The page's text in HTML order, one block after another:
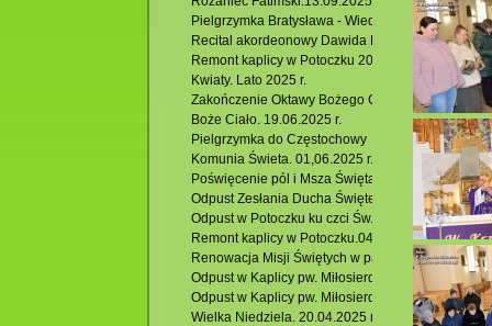
Pielgrzymka Bratysława - Wiedeń. 19 -21.08.2025
Recital akordeonowy Dawida Rydza. 20.08.2025 r.
Remont kaplicy w Potoczku 2025
Kwiaty. Lato 2025 r.
Zakończenie Oktawy Bożego Ciała. 26.06.2025 r.
Boże Ciało. 19.06.2025 r.
Pielgrzymka do Częstochowy
Komunia Świeta. 01,06.2025 r.
Poświęcenie pól i Msza Święta w Hutkach.
Odpust Zesłania Ducha Świętego poprzedzony
Odpust w Potoczku ku czci Św. BP. Stanisława.
Remont kaplicy w Potoczku.04.05.2025 r
Renowacja Misji Świętych w parafii Ducha Św. w
Odpust w Kaplicy pw. Miłosierdzia Bożego w
Odpust w Kaplicy pw. Miłosierdzia Bożego w
Wielka Niedziela. 20.04.2025 r.